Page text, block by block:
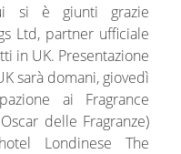
si è giunti grazie
Ltd, partner ufficiale
in UK. Presentazione
sarà domani, giovedì
ai Fragrance
delle Fragranze)
Londinese The